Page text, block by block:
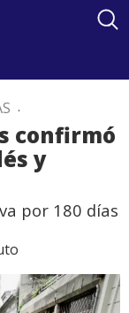
.
confirmó
y
por 180 días